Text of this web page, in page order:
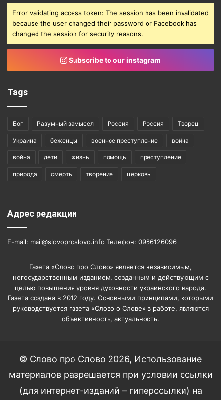
Error validating access token: The session has been invalidated
because the user changed their password or Facebook has
changed the session for security reasons.
Subscribe to our instagram
Tags
Бог Разумный замысел Россия Россия Творец
Украина беженцы военное преступление война
война дети жизнь помощь преступление
природа смерть творение церковь
Адрес редакции
E-mail: mail@slovoproslovo.info Телефон: 0966126096
Газета «Слово про Слово» является независимым,
негосударственным изданием, созданным и действующим с
целью повышения уровня духовности украинского народа.
Газета создана в 2012 году. Основными принципами, которыми
руководствуется газета «Слово о Слове» в работе, являются
объективность, актуальность.
© Слово про Слово 2026, Использование
материалов разрешается при условии ссылки
(для интернет-изданий – гиперссылки) на